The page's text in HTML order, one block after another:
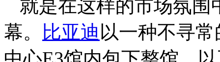
就是在这样的市场氛围
幕。
比亚迪以一种不寻